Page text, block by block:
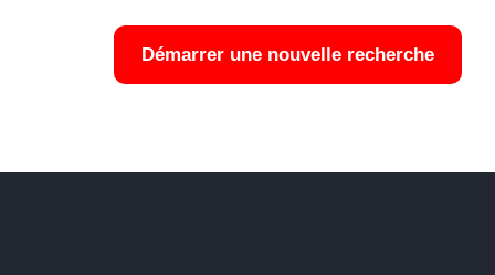
Démarrer une nouvelle recherche